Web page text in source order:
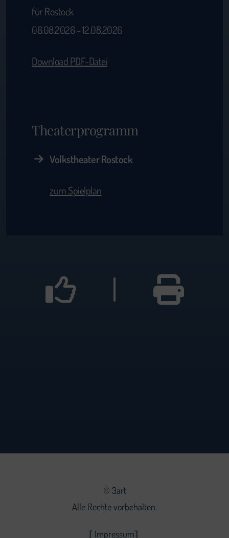
für Rostock
06.08.2026 - 12.08.2026
Download PDF-Datei
Theaterprogramm
Volkstheater Rostock
zum Spielplan
|
© 3art
Alle Rechte vorbehalten.
Impressum